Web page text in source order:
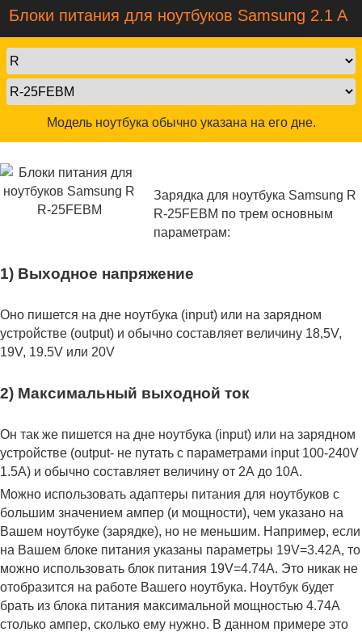
Блоки питания для ноутбуков Samsung 2.1 A
Модель ноутбука обычно указана на его дне.
Зарядка для ноутбука Samsung R
R-25FEBM по трем основным
параметрам:
1) Выходное напряжение
Оно пишется на дне ноутбука (input) или на зарядном
устройстве (output) и обычно составляет величину 18,5V,
19V, 19.5V или 20V
2) Максимальный выходной ток
Он так же пишется на дне ноутбука (input) или на зарядном
устройстве (output- не путать с параметрами input 100-240V
1.5A) и обычно составляет величину от 2А до 10A.
Можно использовать адаптеры питания для ноутбуков с
большим значением ампер (и мощности), чем указано на
Вашем ноутбуке (зарядке), но не меньшим. Например, если
на Вашем блоке питания указаны параметры 19V=3.42A, то
можно использовать блок питания 19V=4.74A. Это никак не
отобразится на работе Вашего ноутбука. Ноутбук будет
брать из блока питания максимальной мощностью 4.74А
столько ампер, сколько ему нужно. В данном примере это